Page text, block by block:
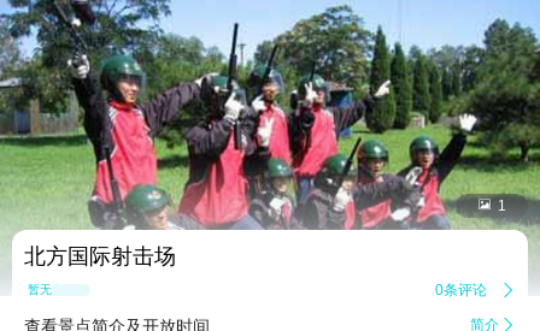
 1
北方国际射击场
暂无点评 0条评论 
查看景点简介及开放时间 简介 
